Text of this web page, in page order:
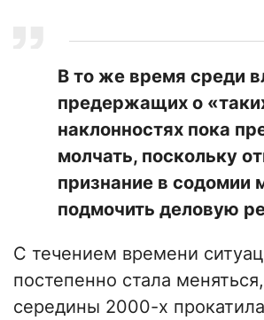
В то же время среди
предержащих о
наклонностях пока
молчать, поскольку
признание в содомии
подмочить деловую
С течением времени
постепенно стала
середины 2000-х